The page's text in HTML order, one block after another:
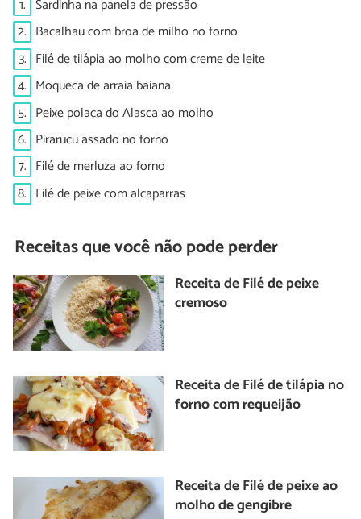
1. Sardinha na panela de pressão
2. Bacalhau com broa de milho no forno
3. Filé de tilápia ao molho com creme de leite
4. Moqueca de arraia baiana
5. Peixe polaca do Alasca ao molho
6. Pirarucu assado no forno
7. Filé de merluza ao forno
8. Filé de peixe com alcaparras
Receitas que você não pode perder
Receita de Filé de peixe
cremoso
Receita de Filé de tilápia no
forno com requeijão
Receita de Filé de peixe ao
molho de gengibre